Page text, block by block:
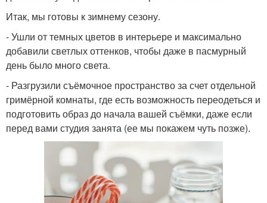
Итак, мы готовы к зимнему сезону.
- Ушли от темных цветов в интерьере и максимально
добавили светлых оттенков, чтобы даже в пасмурный
день было много света.
- Разгрузили съёмочное пространство за счет отдельной
гримёрной комнаты, где есть возможность переодеться и
подготовить образ до начала вашей съёмки, даже если
перед вами студия занята (ее мы покажем чуть позже).